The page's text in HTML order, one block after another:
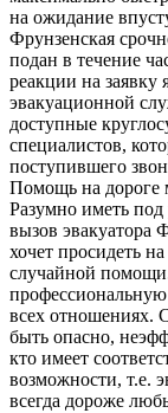
на ожидание
Фрунзенская
подан в течение
реакции на заявку
эвакуационной
доступные
специалистов,
поступившего
Помощь на дороге
Разумно иметь под
вызов эвакуатора
хочет просидеть
случайной
всех отношениях.
быть опасно,
кто имеет
возможности, т.е.
всегда дороже